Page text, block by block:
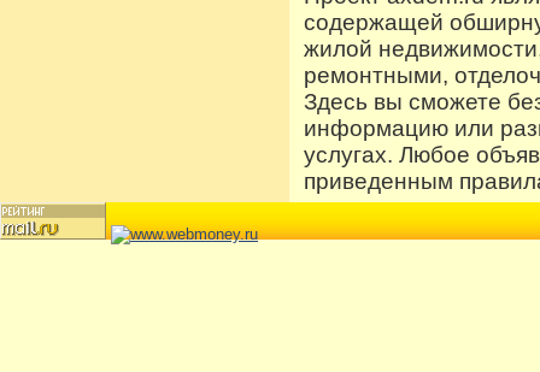
содержащей
жилой
ремонтными,
Здесь вы сможете
информацию или
услугах. Любое
приведенным